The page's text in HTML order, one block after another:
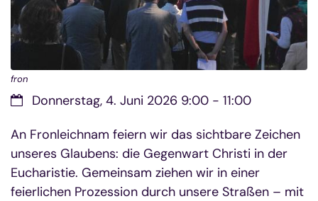
fron
Datum:Donnerstag, 4. Juni 2026 9:00 - 11:00
An Fronleichnam feiern wir das sichtbare Zeichen
unseres Glaubens: die Gegenwart Christi in der
Eucharistie. Gemeinsam ziehen wir in einer
feierlichen Prozession durch unsere Straßen – mit